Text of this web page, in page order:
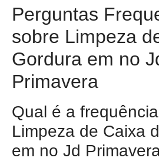
Perguntas
sobre Limpeza
Gordura em no
Primavera
Qual é a
Limpeza de Caixa
em no Jd